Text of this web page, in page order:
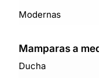
Modernas
Mamparas a
Ducha